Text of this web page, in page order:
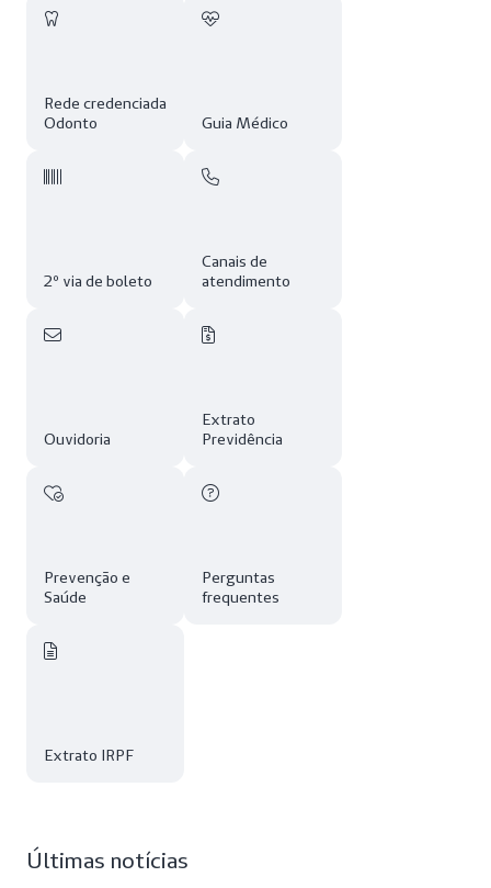
Rede credenciada
Odonto
Guia Médico
2º via de boleto
Canais de
atendimento
Ouvidoria
Extrato
Previdência
Prevenção e
Saúde
Perguntas
frequentes
Extrato IRPF
Últimas notícias